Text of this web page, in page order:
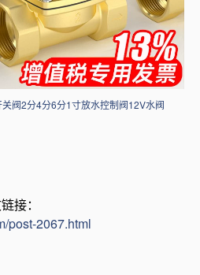
阀2分4分6分1寸放水控制阀12V水阀
接：
post-2067.html